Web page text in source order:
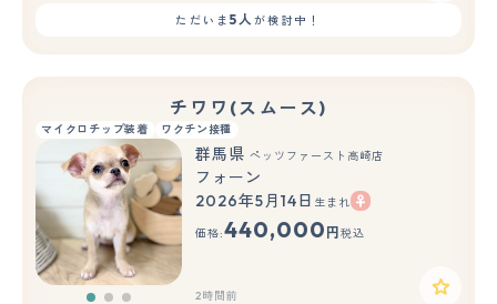
ただいま 5人が検討中！
チワワ(スムース)
マイクロチップ装着 ワクチン接種
もっと見る
群馬県 ペッツファースト高崎店
フォーン
2026年5月14日 生まれ
価格:440,000 円 税込
2時間前